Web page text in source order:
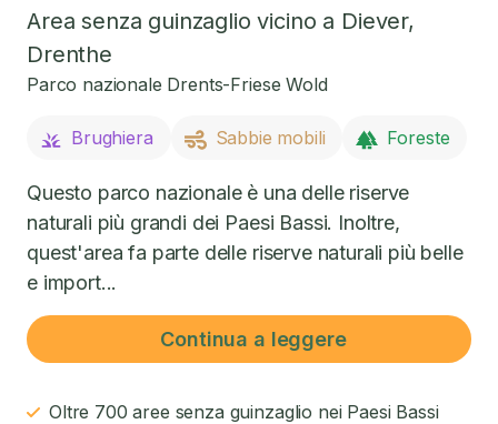
Area senza guinzaglio vicino a Diever,
Drenthe
Parco nazionale Drents-Friese Wold
Brughiera Sabbie mobili Foreste
Questo parco nazionale è una delle riserve
naturali più grandi dei Paesi Bassi. Inoltre,
quest'area fa parte delle riserve naturali più belle
e import...
Continua a leggere
Oltre 700 aree senza guinzaglio nei Paesi Bassi